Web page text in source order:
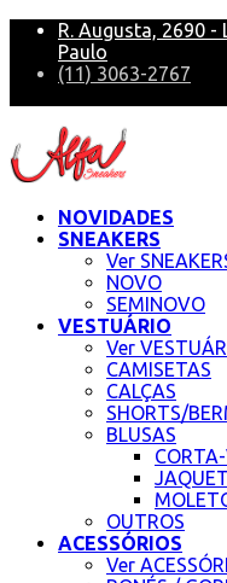
R. Augusta, 2690 -
Paulo
(11) 3063-2767
NOVIDADES
SNEAKERS
Ver
NOVO
SEMINOVO
VESTUÁRIO
Ver
CAMISETAS
CALÇAS
SHORTS/
BLUSAS
OUTROS
ACESSÓRIOS
Ver